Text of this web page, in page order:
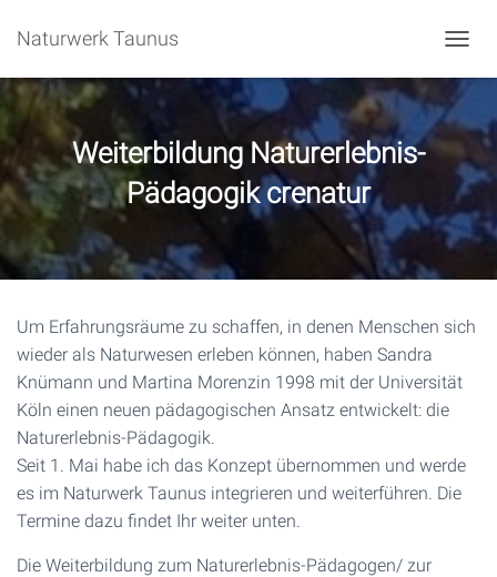
Naturwerk Taunus
A
I
A
T
I
N
C
L
Weiterbildung Naturerlebnis-
Pädagogik crenatur
Um Erfahrungsräume zu schaffen, in denen Menschen sich
wieder als Naturwesen erleben können, haben Sandra
Knümann und Martina Morenzin 1998 mit der Universität
Köln einen neuen pädagogischen Ansatz entwickelt: die
Naturerlebnis-Pädagogik.
Seit 1. Mai habe ich das Konzept übernommen und werde
es im Naturwerk Taunus integrieren und weiterführen. Die
Termine dazu findet Ihr weiter unten.
Die Weiterbildung zum Naturerlebnis-Pädagogen/ zur